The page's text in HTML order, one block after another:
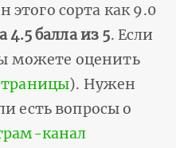
сорта как 9.0
4.5 балла из 5. Если
можете оценить
). Нужен
есть вопросы о
канал